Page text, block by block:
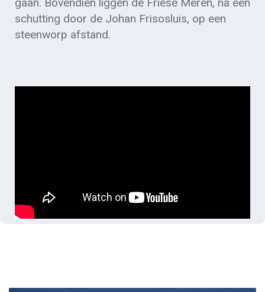
schutting door de Johan Frisosluis, op een
steenworp afstand.